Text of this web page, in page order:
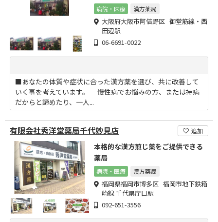
病院・医療 漢方薬局
大阪府大阪市阿倍野区 御堂筋線・西
田辺駅
06-6691-0022
■あなたの体質や症状に合った漢方薬を選び、共に改善して
いく事を考えています。 慢性病でお悩みの方、または持病
だからと諦めたり、一人...
有限会社秀洋堂薬局千代妙見店 追加
本格的な漢方煎じ薬をご提供できる
薬局
病院・医療 漢方薬局
福岡県福岡市博多区 福岡市地下鉄箱
崎線 千代県庁口駅
092-651-3556